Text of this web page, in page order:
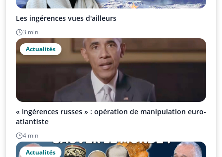
Les ingérences vues d'ailleurs
3 min
Actualités
« Ingérences russes » : opération de manipulation euro-
atlantiste
4 min
Actualités